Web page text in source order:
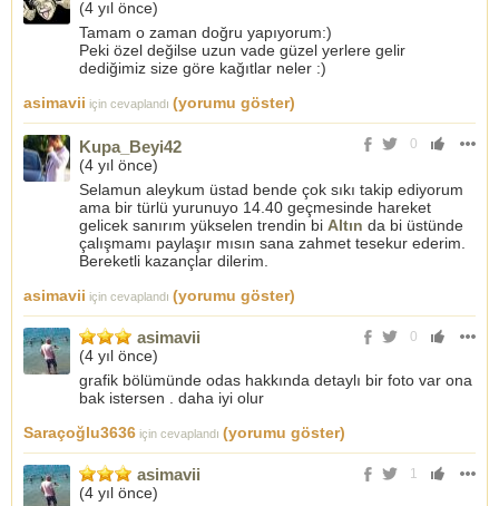
(4 yıl önce)
Tamam o zaman doğru yapıyorum:)
Peki özel değilse uzun vade güzel yerlere gelir
dediğimiz size göre kağıtlar neler :)
asimavii için cevaplandı (yorumu göster)
0
Kupa_Beyi42
(4 yıl önce)
Selamun aleykum üstad bende çok sıkı takip ediyorum
ama bir türlü yurunuyo 14.40 geçmesinde hareket
gelicek sanırım yükselen trendin bi Altın da bi üstünde
çalışmamı paylaşır mısın sana zahmet tesekur ederim.
Bereketli kazançlar dilerim.
asimavii için cevaplandı (yorumu göster)
0
asimavii
(4 yıl önce)
grafik bölümünde odas hakkında detaylı bir foto var ona
bak istersen . daha iyi olur
Saraçoğlu3636 için cevaplandı (yorumu göster)
1
asimavii
(4 yıl önce)